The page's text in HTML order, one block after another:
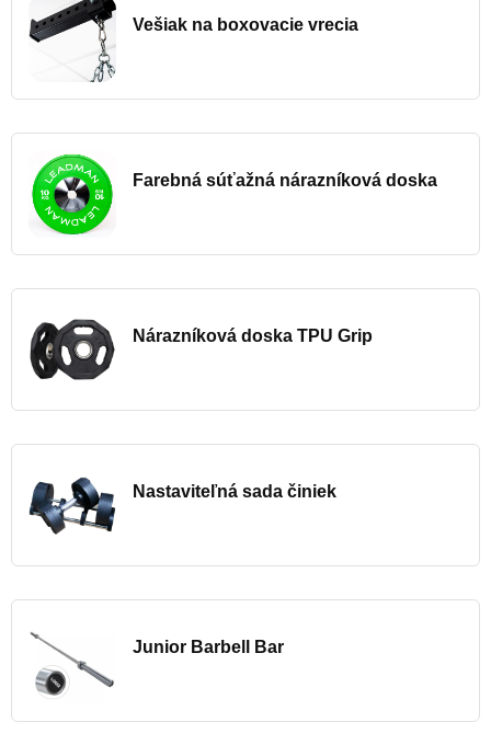
Vešiak na boxovacie vrecia
Farebná súťažná nárazníková doska
Nárazníková doska TPU Grip
Nastaviteľná sada činiek
Junior Barbell Bar